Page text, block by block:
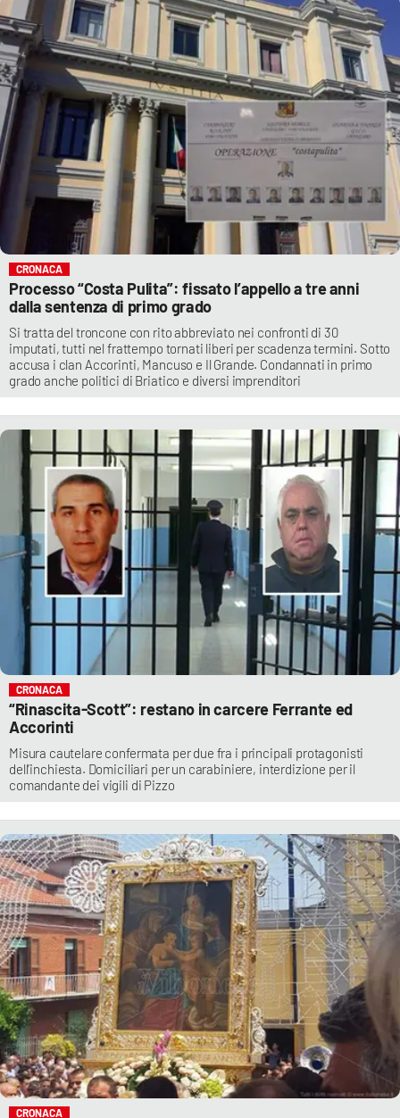
CRONACA
Processo “Costa Pulita”: fissato l’appello a tre anni
dalla sentenza di primo grado
Si tratta del troncone con rito abbreviato nei confronti di 30
imputati, tutti nel frattempo tornati liberi per scadenza termini. Sotto
accusa i clan Accorinti, Mancuso e Il Grande. Condannati in primo
grado anche politici di Briatico e diversi imprenditori
CRONACA
“Rinascita-Scott”: restano in carcere Ferrante ed
Accorinti
Misura cautelare confermata per due fra i principali protagonisti
dell’inchiesta. Domiciliari per un carabiniere, interdizione per il
comandante dei vigili di Pizzo
CRONACA